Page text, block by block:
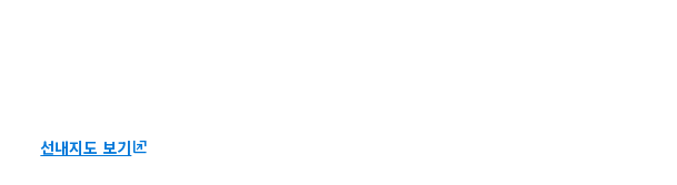
선내지도 보기ungroup